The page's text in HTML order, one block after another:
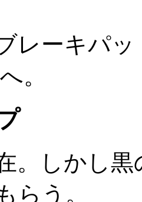
レーキパ
。
。しかし
らう。